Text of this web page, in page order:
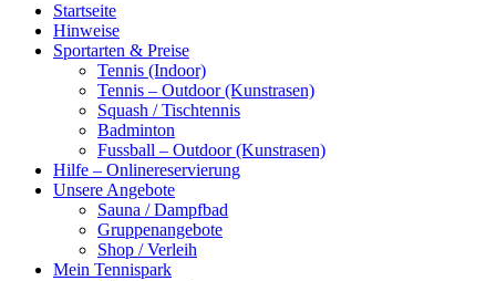
Startseite
Hinweise
Sportarten & Preise
Tennis (Indoor)
Tennis – Outdoor (Kunstrasen)
Squash / Tischtennis
Badminton
Fussball – Outdoor (Kunstrasen)
Hilfe – Onlinereservierung
Unsere Angebote
Sauna / Dampfbad
Gruppenangebote
Shop / Verleih
Mein Tennispark